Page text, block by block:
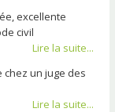
excellente
civil
Lire la suite...
chez un juge des
Lire la suite...